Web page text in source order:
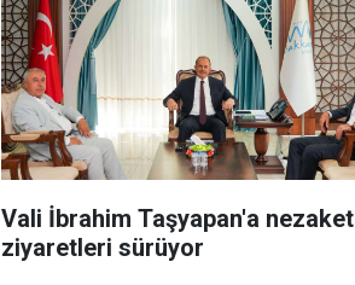
Vali İbrahim Taşyapan'a nezaket
ziyaretleri sürüyor